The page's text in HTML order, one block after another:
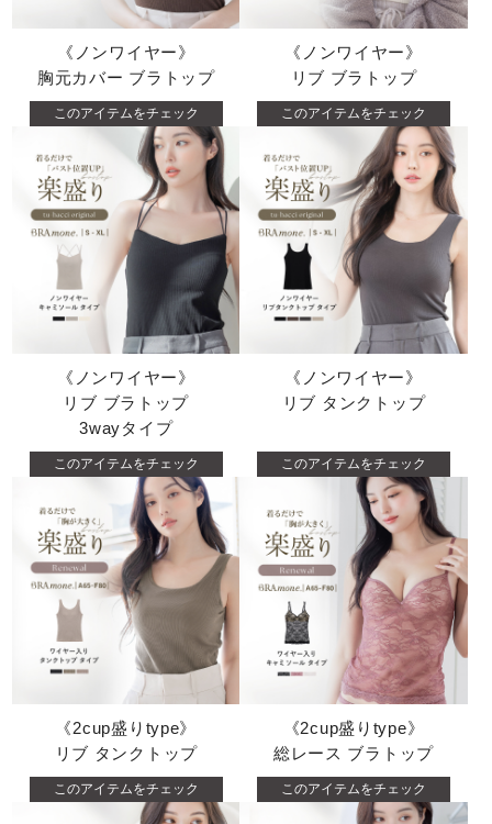
《ノンワイヤー》
胸元カバー ブラトップ
このアイテムをチェック
《ノンワイヤー》
リブ ブラトップ
このアイテムをチェック
《ノンワイヤー》
リブ ブラトップ
3wayタイプ
このアイテムをチェック
《ノンワイヤー》
リブ タンクトップ
このアイテムをチェック
《2cup盛りtype》
リブ タンクトップ
このアイテムをチェック
《2cup盛りtype》
総レース ブラトップ
このアイテムをチェック